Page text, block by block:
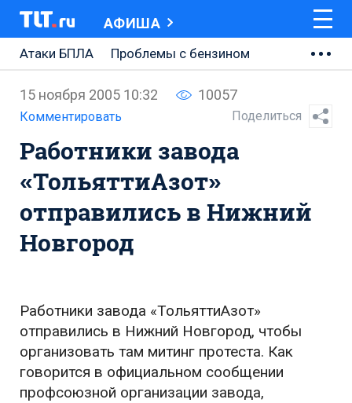
АФИША
Атаки БПЛА
Проблемы с бензином
АВТОВАЗ
Ремонт Центральной площади
Ремонт Обводного шоссе
Набережная Тольятти
Неделя Тольятти
15 ноября 2005 10:32 10057
Комментировать Поделиться
Работники завода
«ТольяттиАзот»
отправились в Нижний
Новгород
Работники завода «ТольяттиАзот»
отправились в Нижний Новгород, чтобы
организовать там митинг протеста. Как
говорится в официальном сообщении
профсоюзной организации завода,